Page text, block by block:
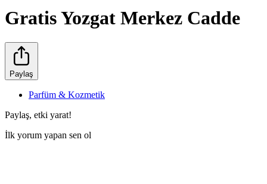
Gratis Yozgat Merkez Cadde
Paylaş
Parfüm & Kozmetik
Paylaş, etki yarat!
İlk yorum yapan sen ol